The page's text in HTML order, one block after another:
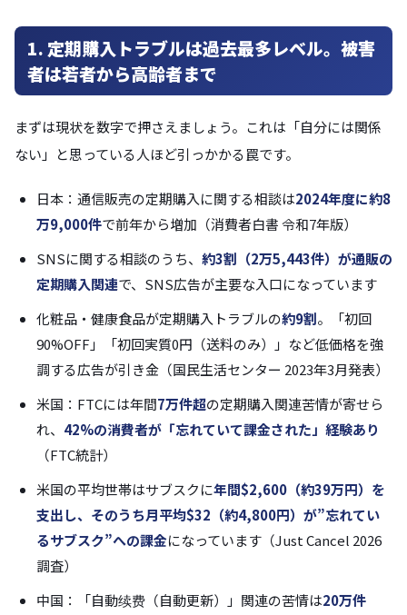
1. 定期購入トラブルは過去最多レベル。被害
者は若者から高齢者まで
まずは現状を数字で押さえましょう。これは「自分には関係
ない」と思っている人ほど引っかかる罠です。
日本：通信販売の定期購入に関する相談は2024年度に約8
万9,000件で前年から増加（消費者白書 令和7年版）
SNSに関する相談のうち、 約3割（2万5,443件）が通販の
定期購入関連で、SNS広告が主要な入口になっています
化粧品・健康食品が定期購入トラブルの約9割。「初回
90%OFF」「初回実質0円（送料のみ）」など低価格を強
調する広告が引き金（国民生活センター 2023年3月発表）
米国：FTCには年間7万件超の定期購入関連苦情が寄せら
れ、 42%の消費者が「忘れていて課金された」経験あり
（FTC統計）
米国の平均世帯はサブスクに年間$2,600（約39万円） を
支出し、そのうち月平均$32（約4,800円）が”忘れてい
るサブスク”への課金になっています（Just Cancel 2026
調査）
中国：「自動续费（自動更新）」関連の苦情は20万件